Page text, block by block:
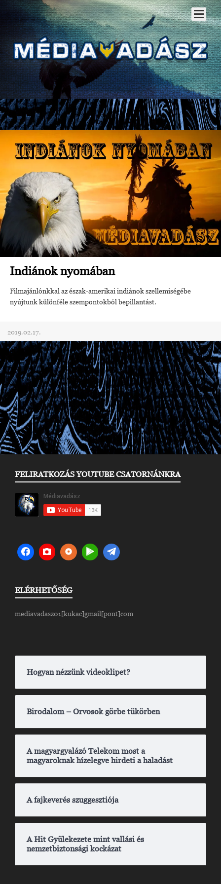
Indiánok nyomában
Filmajánlónkkal az észak-amerikai indiánok szellemiségébe
nyújtunk különféle szempontokból bepillantást.
2019.02.17.
FELIRATKOZÁS YOUTUBE CSATORNÁNKRA
ELÉRHETŐSÉG
mediavadasz01[kukac]gmail[pont]com
Hogyan nézzünk videoklipet?
Birodalom – Orvosok görbe tükörben
A magyargyalázó Telekom most a
magyaroknak hízelegve hirdeti a haladást
A fajkeverés szuggesztiója
A Hit Gyülekezete mint vallási és
nemzetbiztonsági kockázat